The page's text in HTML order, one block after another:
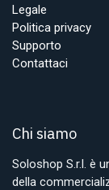
Legale
Politica privacy
Supporto
Contattaci
Chi siamo
Soloshop S.r.l. è
della